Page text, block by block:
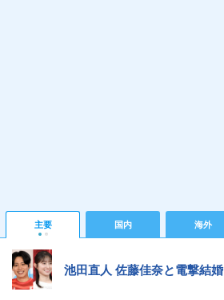
主要 国内 海外
池田直人 佐藤佳奈と電撃結婚